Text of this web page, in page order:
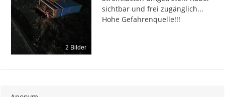
2 Bilder
sichtbar und frei zugänglich...
Hohe Gefahrenquelle!!!